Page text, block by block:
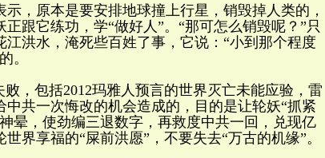
，原本是要安排地球撞上行星，销毁掉人类的，
跟它练功，学“做好人”。“那可怎么销毁呢？”只
洪水，淹死些百姓了事，它说：“小到那个程度
。
，包括2012玛雅人预言的世界灭亡未能应验，雷
共一次悔改的机会造成的，目的是让轮妖“抓紧
晕，使劲编三退数字，再救度中共一回，兑现亿
界享福的“屎前洪愿”，不要失去“万古的机缘”。